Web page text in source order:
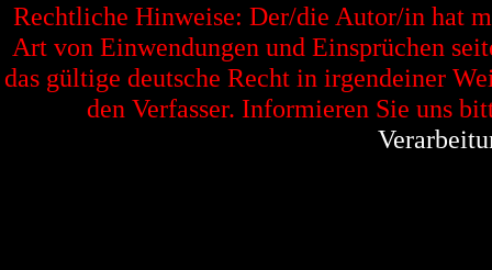
Rechtliche Hinweise: Der/die Autor/in hat
Art von Einwendungen und Einsprüchen
das gültige deutsche Recht in irgendeiner
den Verfasser. Informieren Sie uns